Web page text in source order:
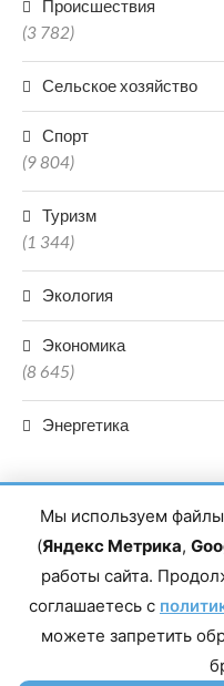
Происшествия
(3 782)
Сельское хозяйство
Спорт
(9 804)
Туризм
(1 344)
Экология
Экономика
(8 645)
Энергетика
Главный редактор
Контакты редакции: 8(988)-
Республика Дагестан, г.
права защищены.
запрещено, частичное
Мы используем
(Яндекс Метрика,
работы сайта.
соглашаетесь с
можете запретить